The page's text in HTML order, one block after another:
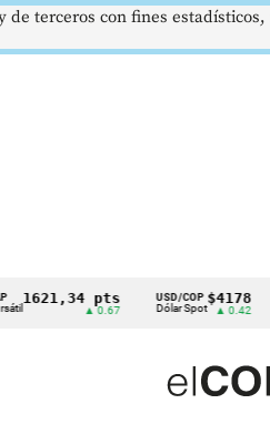
1621,34 pts
▲ 0.67
USD/COP
Dólar Spot
$4178
▲ 0.42
de terceros con fines